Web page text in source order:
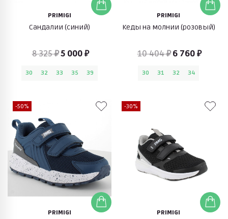
PRIMIGI
Сандалии (синий)
8 325 ₽5 000 ₽
30 32 33 35 39
PRIMIGI
Кеды на молнии (розовый)
10 404 ₽ 6 760 ₽
30 31 32 34
-50%
PRIMIGI
-30%
PRIMIGI